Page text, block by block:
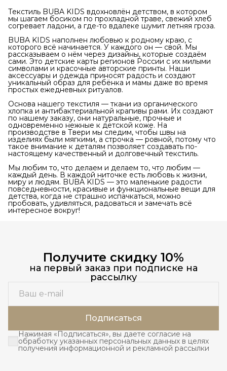
Текстиль BUBA KIDS вдохновлён детством, в котором
мы шагаем босиком по прохладной траве, свежий хлеб
согревает ладони, а где-то вдалеке шумит летняя гроза.
BUBA KIDS наполнен любовью к родному краю, с
которого всё начинается. У каждого он — свой. Мы
рассказываем о нём через дизайны, которые создаём
сами. Это детские карты регионов России с их милыми
символами и красочные авторские принты. Наши
аксессуары и одежда приносят радость и создают
уникальный образ для ребёнка и мамы даже во время
простых ежедневных ритуалов.
Основа нашего текстиля — ткани из органического
хлопка и антибактериальной крапивы рами. Их создают
по нашему заказу, они натуральные, прочные и
одновременно нежные к детской коже. На
производстве в Твери мы следим, чтобы швы на
изделиях были мягкими, а строчка — ровной, потому что
такое внимание к деталям позволяет создавать по-
настоящему качественный и долговечный текстиль.
Мы любим то, что делаем и делаем то, что любим —
каждый день. В каждой ниточке есть любовь к жизни,
миру и людям. BUBA KIDS — это маленькие радости
повседневности, красивые и функциональные вещи для
детства, когда не страшно испачкаться, можно
пробовать, удивляться, радоваться и замечать всё
интересное вокруг!
Получите скидку 10%
на первый заказ при подписке на
рассылку
Подписаться
Нажимая «Подписаться», вы даете согласие на
обработку указанных персональных данных в целях
получения информационной и рекламной рассылки